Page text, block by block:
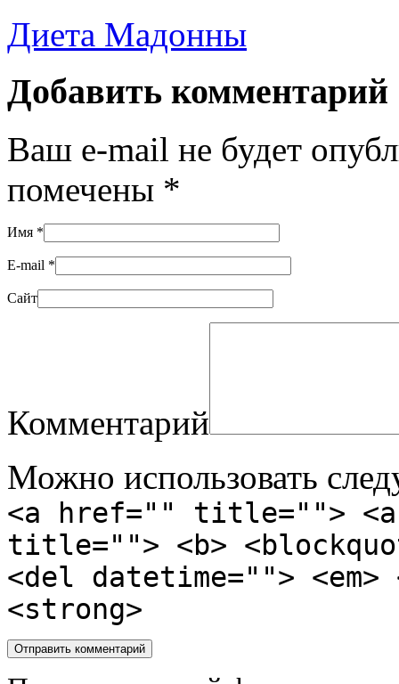
Диета Мадонны
Добавить комментарий
Ваш e-mail не будет
помечены *
Имя *
E-mail *
Сайт
Комментарий
Можно использовать
<a href="" title="">
title=""> <b>
<del datetime="">
<strong>